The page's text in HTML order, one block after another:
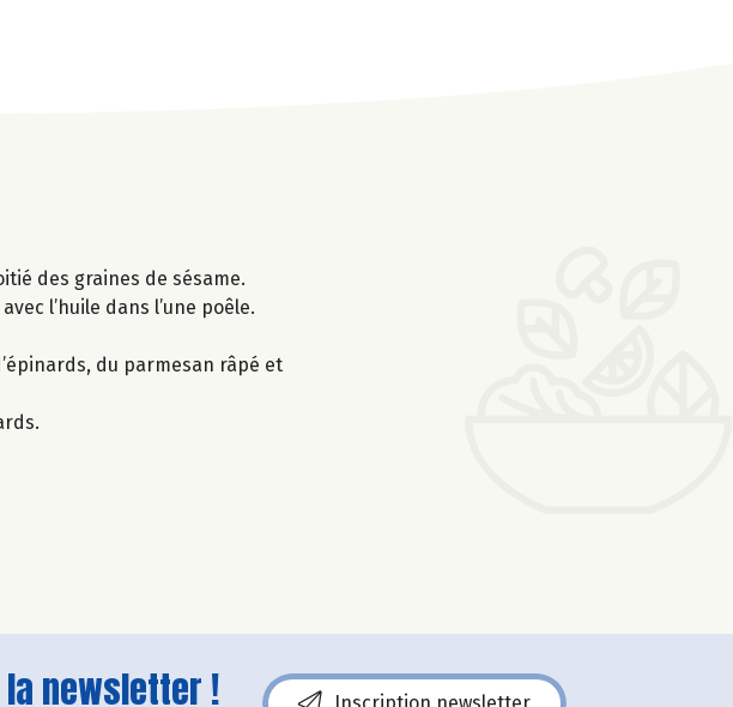
des graines de sésame.
l’huile dans l’une poêle.
du parmesan râpé et
newsletter !